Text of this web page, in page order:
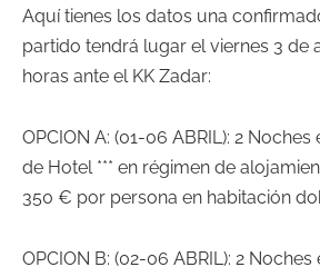
Aquí tienes los datos una
partido tendrá lugar el viernes 3 de
horas ante el KK Zadar:
OPCION A: (01-06 ABRIL): 2 Noches
de Hotel *** en régimen de
350 € por persona en habitación
OPCION B: (02-06 ABRIL): 2 Noches